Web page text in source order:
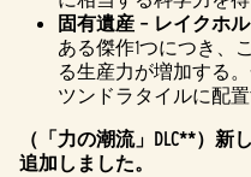
固有遺産 – レイクホル
ある傑作1つにつき、
る生産力が増加する
ツンドラタイルに配置
（「力の潮流」DLC**）
追加しました。